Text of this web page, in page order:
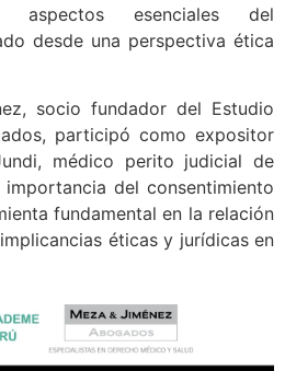
esenciales del
desde una perspectiva ética
socio fundador del Estudio
participó como expositor
médico perito judicial de
importancia del consentimiento
fundamental en la relación
éticas y jurídicas en